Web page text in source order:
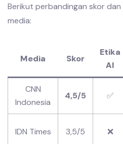
Berikut perbandingan skor
media:
Media Skor
Etika
AI
CNN
Indonesia
4,5/5 ✅
IDN Times 3,5/5 ❌